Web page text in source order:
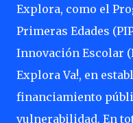
Explora, como el
Primeras Edades
Innovación Escolar
Explora Va!, en
financiamiento
vulnerabilidad. En